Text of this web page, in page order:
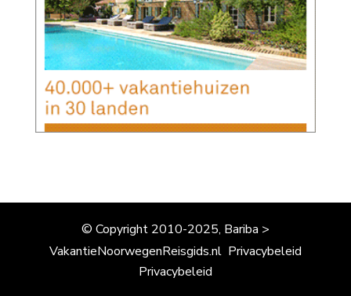
© Copyright 2010-2025, Bariba >
VakantieNoorwegenReisgids.nl Privacybeleid
Privacybeleid